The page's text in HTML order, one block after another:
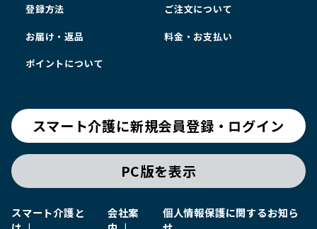
登録方法 ご注文について
お届け・返品 料金・お支払い
ポイントについて
スマート介護に新規会員登録・ログイン
PC版を表示
スマート介護と
会社案
個人情報保護に関するお知ら